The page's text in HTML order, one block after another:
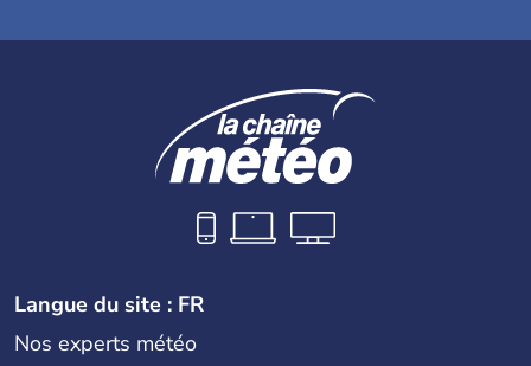
Langue du site : FR
Nos experts météo